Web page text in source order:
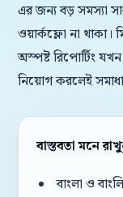
এর জন্য বড় সমস্যা
ওয়ার্কফ্লো না
অস্পষ্ট রিপোর্টিং
নিয়োগ করলেই
বাস্তবতা মনে
বাংলা ও